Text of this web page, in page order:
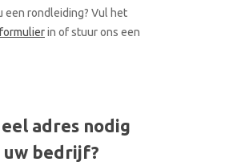
een rondleiding? Vul het
in of stuur ons een
adres nodig
uw bedrijf?